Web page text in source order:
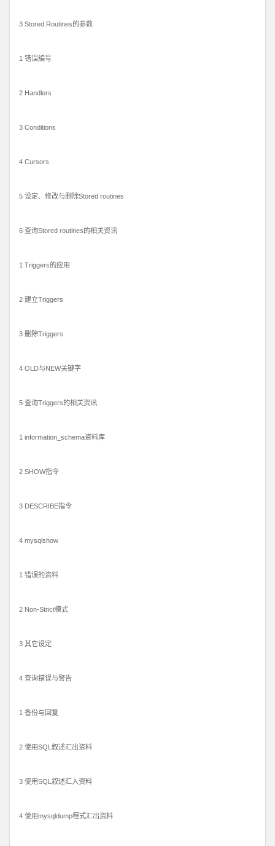
3 Stored Routines的参数
1 错误编号
2 Handlers
3 Conditions
4 Cursors
5 设定、修改与删除Stored routines
6 查询Stored routines的相关资讯
1 Triggers的应用
2 建立Triggers
3 删除Triggers
4 OLD与NEW关键字
5 查询Triggers的相关资讯
1 information_schema资料库
2 SHOW指令
3 DESCRIBE指令
4 mysqlshow
1 错误的资料
2 Non-Strict模式
3 其它设定
4 查询错误与警告
1 备份与回复
2 使用SQL叙述汇出资料
3 使用SQL叙述汇入资料
4 使用mysqldump程式汇出资料